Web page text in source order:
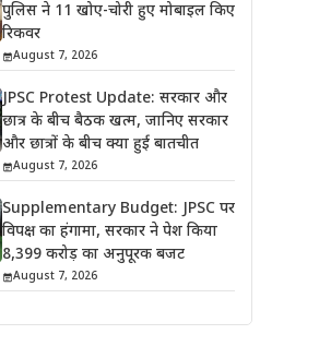
पुलिस ने 11 खोए-चोरी हुए मोबाइल किए
रिकवर
August 7, 2026
JPSC Protest Update: सरकार और
छात्र के बीच बैठक खत्म, जानिए सरकार
और छात्रों के बीच क्या हुई बातचीत
August 7, 2026
Supplementary Budget: JPSC पर
विपक्ष का हंगामा, सरकार ने पेश किया
8,399 करोड़ का अनुपूरक बजट
August 7, 2026